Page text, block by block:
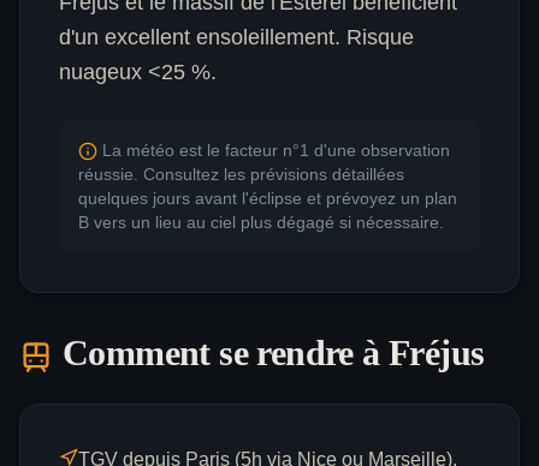
d'un excellent ensoleillement. Risque
nuageux <25 %.
La météo est le facteur n°1 d'une observation
réussie. Consultez les prévisions détaillées
quelques jours avant l'éclipse et prévoyez un plan
B vers un lieu au ciel plus dégagé si nécessaire.
Comment se rendre à Fréjus
TGV depuis Paris (5h via Nice ou Marseille),